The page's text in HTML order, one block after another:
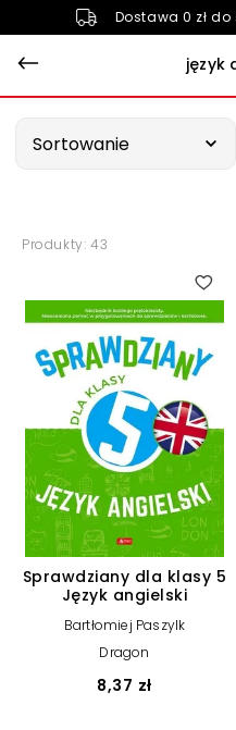
Dostawa 0 zł
język
Sortowanie
Produkty: 43
Sprawdziany dla klasy 5
Język angielski
Bartłomiej Paszylk
Dragon
8,37 zł